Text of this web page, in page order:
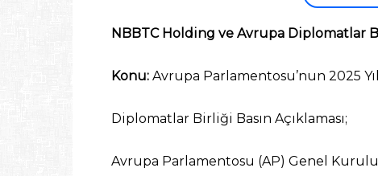
NBBTC Holding ve Avrupa Diplomatlar
Konu: Avrupa Parlamentosu’nun 2025
Diplomatlar Birliği Basın Açıklaması;
Avrupa Parlamentosu (AP) Genel